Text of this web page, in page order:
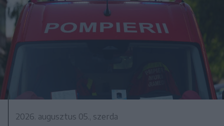
2026. augusztus 05., szerda